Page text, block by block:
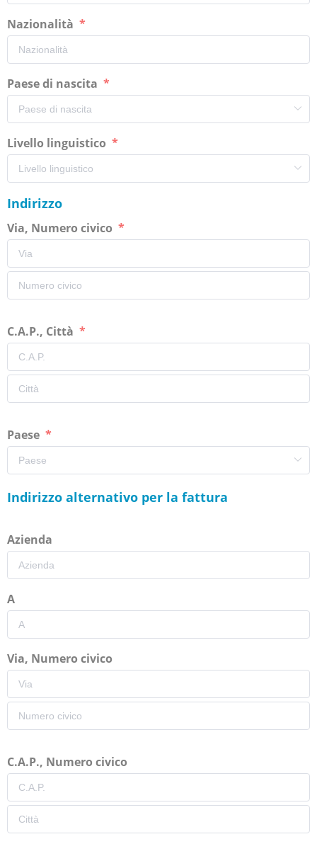
Nazionalità
Paese di nascita
Livello linguistico
Indirizzo
Via, Numero civico
C.A.P., Città
Paese
Indirizzo alternativo per la fattura
Azienda
A
Via, Numero civico
C.A.P., Numero civico